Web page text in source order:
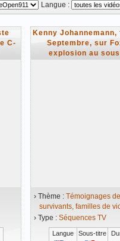
Langue :
C-
Kenny
Septembre, sur
explosion au
› Thème : Témoignages
survivants, familles de
› Type : Séquences TV
Langue Sous-titre